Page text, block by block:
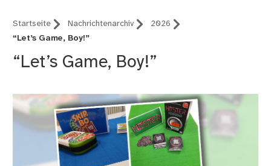
Startseite Nachrichtenarchiv
2026
“Let’s Game, Boy!”
“Let’s Game, Boy!”